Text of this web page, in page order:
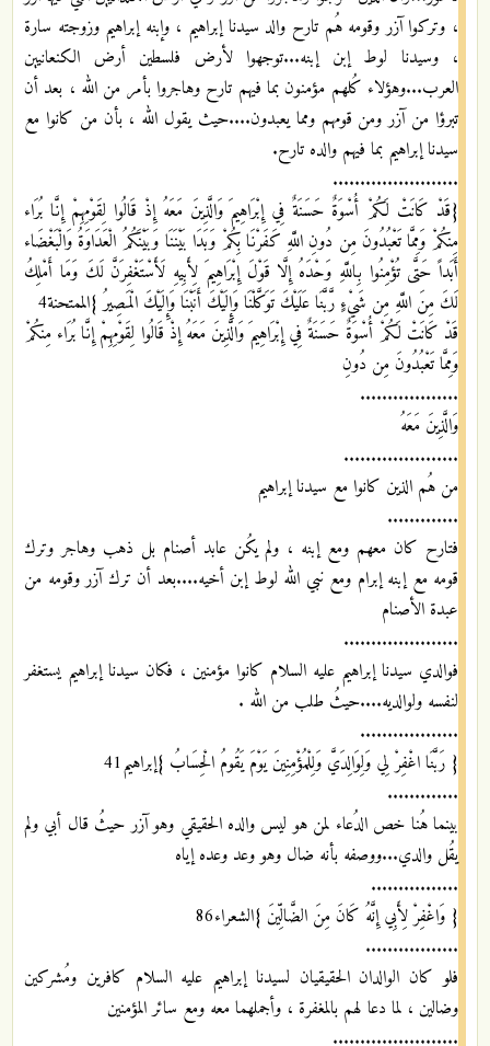
، وتركوا آزر وقومه هُم تارح والد سيدنا إبراهيم ، وإبنه إبراهيم وزوجته سارة
، وسيدنا لوط إبن إبنه...توجهوا لأرض فلسطين أرض الكنعانيين
العرب...وهؤلاء كُلهم مؤمنون بما فيهم تارح وهاجروا بأمر من الله ، بعد أن
تبرؤا من آزر ومن قومهم ومما يعبدون....حيث يقول الله ، بأن من كانوا مع
سيدنا إبراهيم بما فيهم والده تارح.
.......................
{قَدْ كَانَتْ لَكُمْ أُسْوَةٌ حَسَنَةٌ فِي إِبْرَاهِيمَ وَالَّذِينَ مَعَهُ إِذْ قَالُوا لِقَوْمِهِمْ إِنَّا بُرَاء
مِنكُمْ وَمِمَّا تَعْبُدُونَ مِن دُونِ اللَّهِ كَفَرْنَا بِكُمْ وَبَدَا بَيْنَنَا وَبَيْنَكُمُ الْعَدَاوَةُ وَالْبَغْضَاء
أَبَداً حَتَّى تُؤْمِنُوا بِاللَّهِ وَحْدَهُ إِلَّا قَوْلَ إِبْرَاهِيمَ لِأَبِيهِ لَأَسْتَغْفِرَنَّ لَكَ وَمَا أَمْلِكُ
لَكَ مِنَ اللَّهِ مِن شَيْءٍ رَّبَّنَا عَلَيْكَ تَوَكَّلْنَا وَإِلَيْكَ أَنَبْنَا وَإِلَيْكَ الْمَصِيرُ }الممتحنة4
قَدْ كَانَتْ لَكُمْ أُسْوَةٌ حَسَنَةٌ فِي إِبْرَاهِيمَ وَالَّذِينَ مَعَهُ إِذْ قَالُوا لِقَوْمِهِمْ إِنَّا بُرَاء مِنكُمْ
وَمِمَّا تَعْبُدُونَ مِن دُونِ
..................
وَالَّذِينَ مَعَهُ
.....................
من هُم الذين كانوا مع سيدنا إبراهيم
.............
فتارح كان معهم ومع إبنه ، ولم يكُن عابد أصنام بل ذهب وهاجر وترك
قومه مع إبنه إبرام ومع نبي الله لوط إبن أخيه....بعد أن ترك آزر وقومه من
عبدة الأصنام
.....................
فوالدي سيدنا إبراهيم عليه السلام كانوا مؤمنين ، فكان سيدنا إبراهيم يستغفر
لنفسه ولوالديه....حيثُ طلب من الله .
..................
{ رَبَّنَا اغْفِرْ لِي وَلِوَالِدَيَّ وَلِلْمُؤْمِنِينَ يَوْمَ يَقُومُ الْحِسَابُ }إبراهيم41
.............
بينما هُنا خص الدُعاء لمن هو ليس والده الحقيقي وهو آزر حيثُ قال أبي ولم
يقُل والدي...ووصفه بأنه ضال وهو وعد وعده إياه
................
{ وَاغْفِرْ لِأَبِي إِنَّهُ كَانَ مِنَ الضَّالِّينَ }الشعراء86
.................
فلو كان الوالدان الحقيقيان لسيدنا إبراهيم عليه السلام كافرين ومُشركين
وضالين ، لما دعا لهم بالمغفرة ، وأجملهما معه ومع سائر المؤمنين
.......................